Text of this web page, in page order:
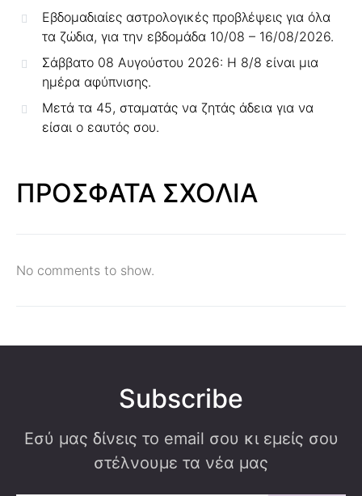
Εβδομαδιαίες αστρολογικές προβλέψεις για όλα
τα ζώδια, για την εβδομάδα 10/08 – 16/08/2026.
Σάββατο 08 Αυγούστου 2026: Η 8/8 είναι μια
ημέρα αφύπνισης.
Μετά τα 45, σταματάς να ζητάς άδεια για να
είσαι ο εαυτός σου.
ΠΡΟΣΦΑΤΑ ΣΧΟΛΙΑ
No comments to show.
Subscribe
Εσύ μας δίνεις το email σου κι εμείς σου
στέλνουμε τα νέα μας